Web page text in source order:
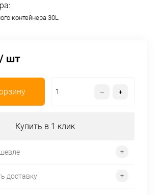
контейнера 30L
/ шт
Купить в 1 клик
доставку